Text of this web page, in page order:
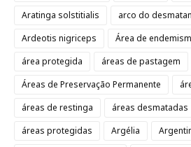
Aratinga solstitialis
arco do
Ardeotis nigriceps
Área de
área protegida
áreas de pastagem
Áreas de Preservação Permanente
áreas de restinga
áreas desmatadas
áreas protegidas
Argélia